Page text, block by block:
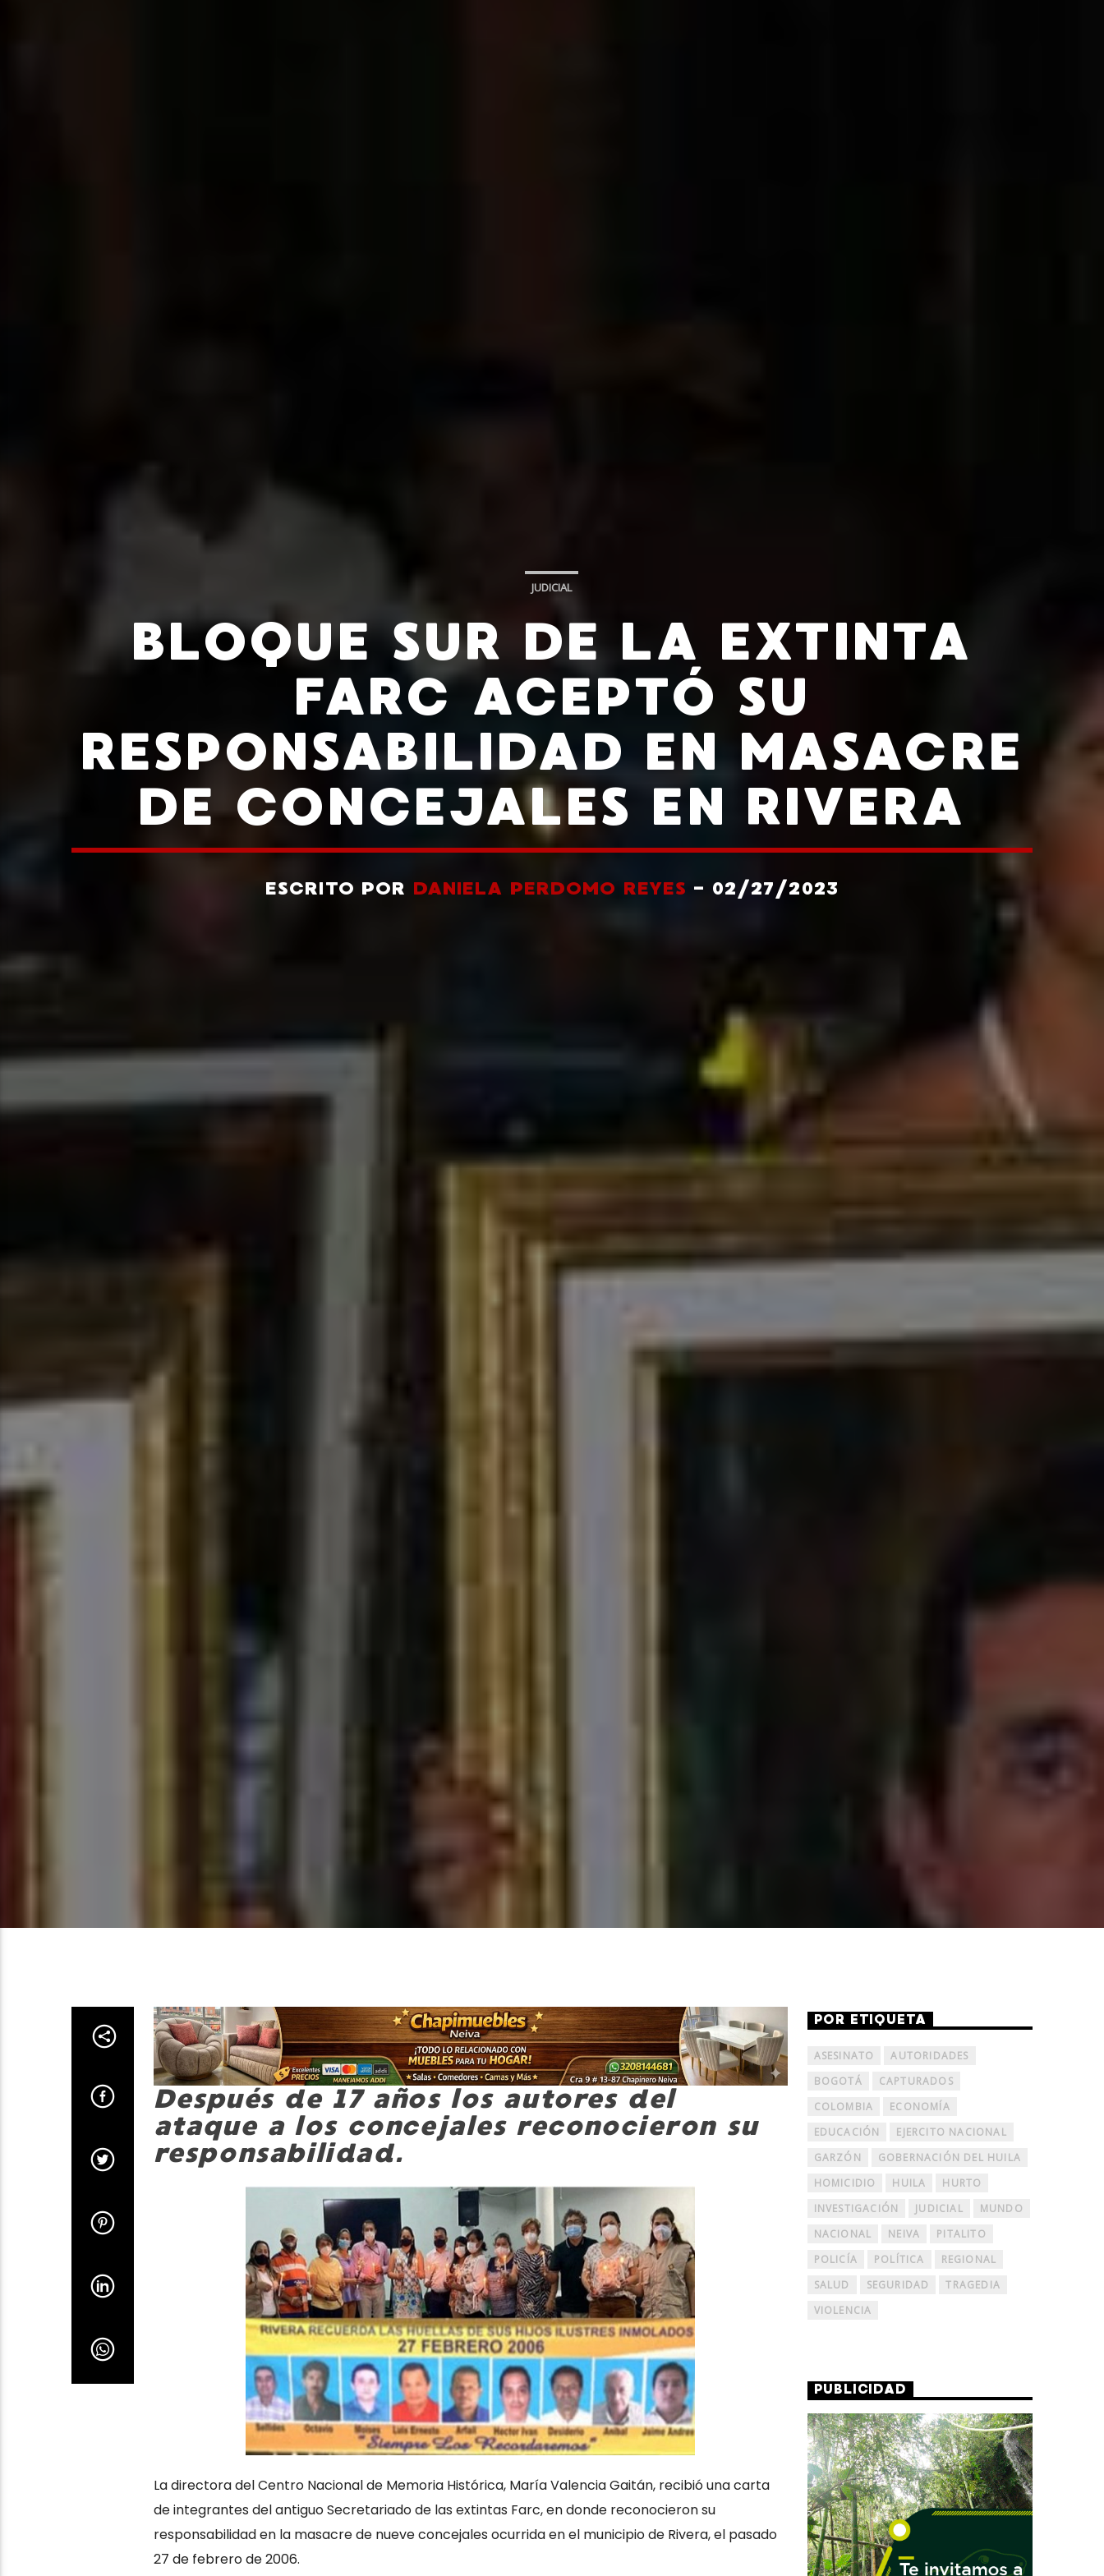
JUDICIAL
BLOQUE SUR DE LA EXTINTA
FARC ACEPTÓ SU
RESPONSABILIDAD EN MASACRE
DE CONCEJALES EN RIVERA
ESCRITO POR DANIELA PERDOMO REYES - 02/27/2023
Después de 17 años los autores del
ataque a los concejales reconocieron su
responsabilidad.
La directora del Centro Nacional de Memoria Histórica, María Valencia Gaitán, recibió una carta
de integrantes del antiguo Secretariado de las extintas Farc, en donde reconocieron su
responsabilidad en la masacre de nueve concejales ocurrida en el municipio de Rivera, el pasado
27 de febrero de 2006.
POR ETIQUETA
ASESINATO
AUTORIDADES
BOGOTÁ
CAPTURADOS
COLOMBIA
ECONOMÍA
EDUCACIÓN
EJERCITO NACIONAL
GARZÓN
GOBERNACIÓN DEL HUILA
HOMICIDIO
HUILA
HURTO
INVESTIGACIÓN
JUDICIAL
MUNDO
NACIONAL
NEIVA
PITALITO
POLICÍA
POLÍTICA
REGIONAL
SALUD
SEGURIDAD
TRAGEDIA
VIOLENCIA
PUBLICIDAD